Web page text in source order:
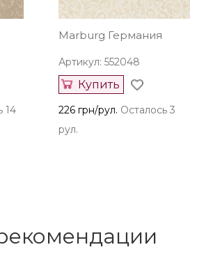
14
Marburg Германия
Артикул: 552048
Купить
226 грн/рул. Осталось 3
рул.